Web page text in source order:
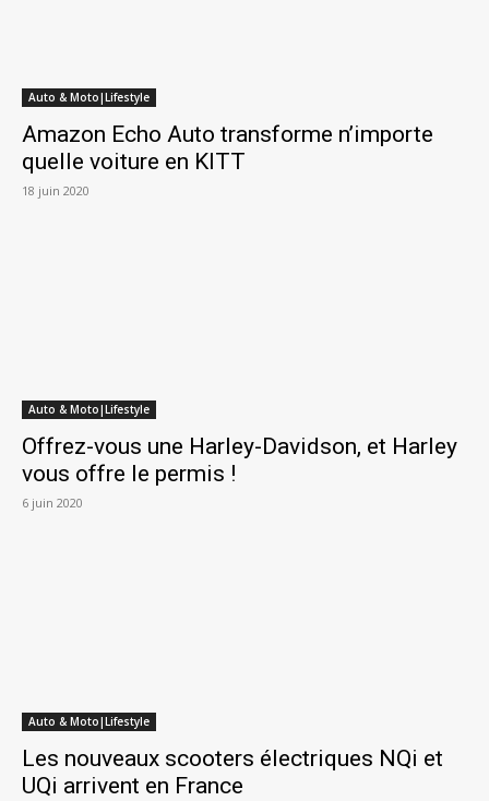
Auto & Moto|Lifestyle
Amazon Echo Auto transforme n’importe
quelle voiture en KITT
18 juin 2020
Auto & Moto|Lifestyle
Offrez-vous une Harley-Davidson, et Harley
vous offre le permis !
6 juin 2020
Auto & Moto|Lifestyle
Les nouveaux scooters électriques NQi et
UQi arrivent en France